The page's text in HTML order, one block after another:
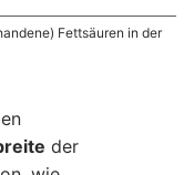
Fettsäuren in der
der